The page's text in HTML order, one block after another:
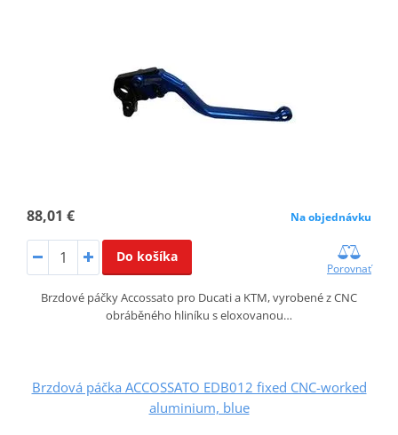
88,01 € Na objednávku
Do košíka
Porovnať
Brzdové páčky Accossato pro Ducati a KTM, vyrobené z CNC
obráběného hliníku s eloxovanou…
Brzdová páčka ACCOSSATO EDB012 fixed CNC-worked
aluminium, blue